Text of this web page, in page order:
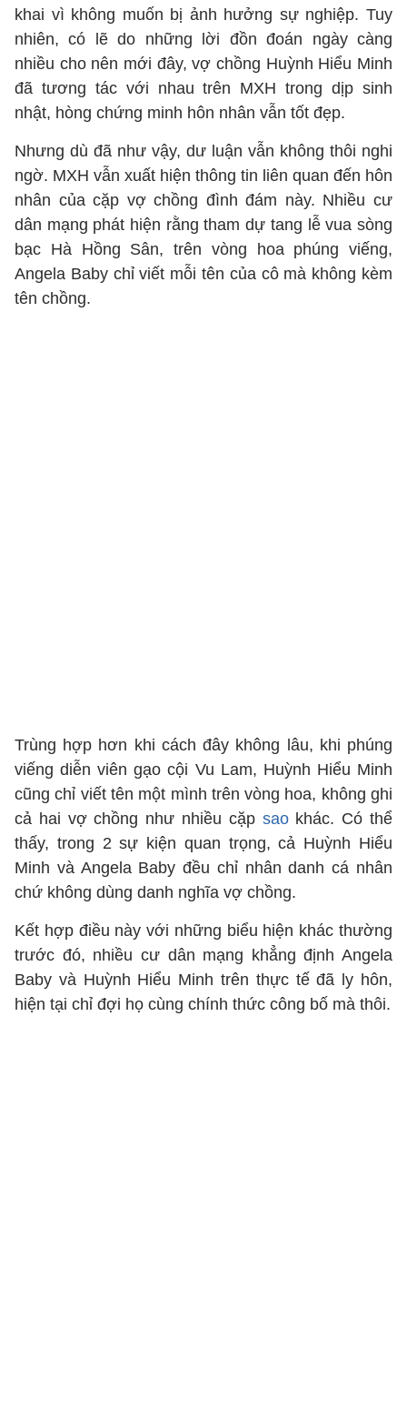
khai vì không muốn bị ảnh hưởng sự nghiệp. Tuy
nhiên, có lẽ do những lời đồn đoán ngày càng
nhiều cho nên mới đây, vợ chồng Huỳnh Hiểu Minh
đã tương tác với nhau trên MXH trong dịp sinh
nhật, hòng chứng minh hôn nhân vẫn tốt đẹp.
Nhưng dù đã như vậy, dư luận vẫn không thôi nghi
ngờ. MXH vẫn xuất hiện thông tin liên quan đến hôn
nhân của cặp vợ chồng đình đám này. Nhiều cư
dân mạng phát hiện rằng tham dự tang lễ vua sòng
bạc Hà Hồng Sân, trên vòng hoa phúng viếng,
Angela Baby chỉ viết mỗi tên của cô mà không kèm
tên chồng.
Trùng hợp hơn khi cách đây không lâu, khi phúng
viếng diễn viên gạo cội Vu Lam, Huỳnh Hiểu Minh
cũng chỉ viết tên một mình trên vòng hoa, không ghi
cả hai vợ chồng như nhiều cặp saokhác. Có thể
thấy, trong 2 sự kiện quan trọng, cả Huỳnh Hiểu
Minh và Angela Baby đều chỉ nhân danh cá nhân
chứ không dùng danh nghĩa vợ chồng.
Kết hợp điều này với những biểu hiện khác thường
trước đó, nhiều cư dân mạng khẳng định Angela
Baby và Huỳnh Hiểu Minh trên thực tế đã ly hôn,
hiện tại chỉ đợi họ cùng chính thức công bố mà thôi.